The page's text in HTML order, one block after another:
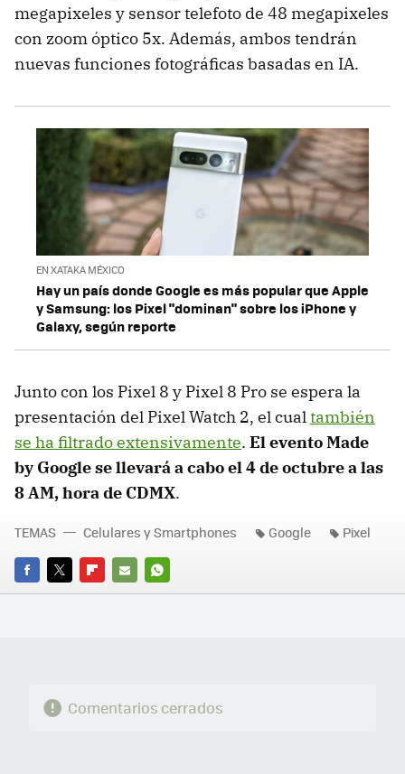
megapixeles y sensor telefoto de 48 megapixeles
con zoom óptico 5x. Además, ambos tendrán
nuevas funciones fotográficas basadas en IA.
EN XATAKA MÉXICO
Hay un país donde Google es más popular que Apple
y Samsung: los Pixel "dominan" sobre los iPhone y
Galaxy, según reporte
Junto con los Pixel 8 y Pixel 8 Pro se espera la
presentación del Pixel Watch 2, el cualtambién
se ha filtrado extensivamente. El evento Made
by Google se llevará a cabo el 4 de octubre a las
8 AM, hora de CDMX.
FACEBOOK
TWITTERFLIPBOARD
E-
WHATSAPP
TEMAS Celulares y Smartphones Google Pixel
Comentarios cerrados